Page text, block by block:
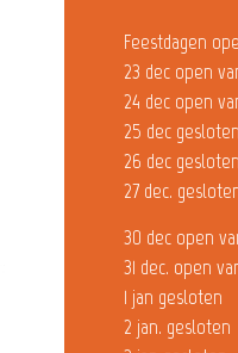
Feestdagen
23 dec open
24 dec open
25 dec gesloten
26 dec gesloten
27 dec.
30 dec open
31 dec. open
1 jan gesloten
2 jan. gesloten